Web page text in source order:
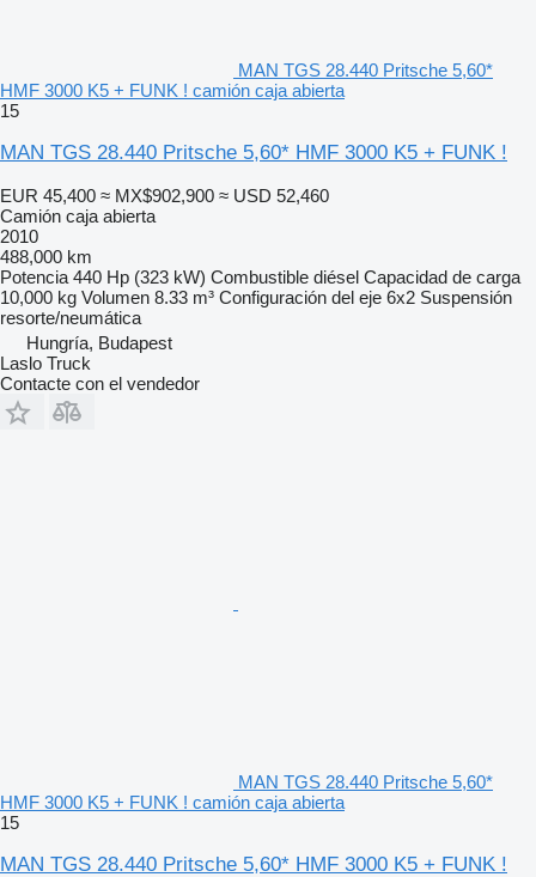
MAN TGS 28.440 Pritsche 5,60*
HMF 3000 K5 + FUNK ! camión caja abierta
15
MAN TGS 28.440 Pritsche 5,60* HMF 3000 K5 + FUNK !
EUR 45,400 ≈ MX$902,900 ≈ USD 52,460
Camión caja abierta
2010
488,000 km
Potencia 440 Hp (323 kW) Combustible diésel Capacidad de carga
10,000 kg Volumen 8.33 m³ Configuración del eje 6x2 Suspensión
resorte/neumática
Hungría, Budapest
Laslo Truck
Contacte con el vendedor
MAN TGS 28.440 Pritsche 5,60*
HMF 3000 K5 + FUNK ! camión caja abierta
15
MAN TGS 28.440 Pritsche 5,60* HMF 3000 K5 + FUNK !